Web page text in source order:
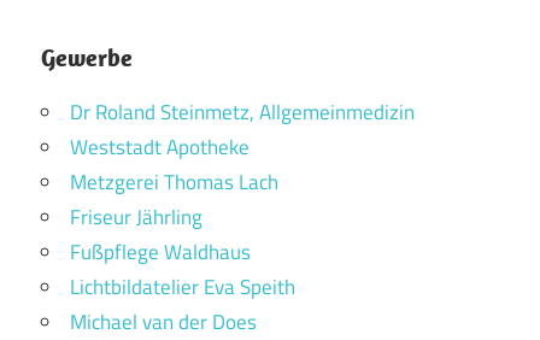
Gewerbe
Dr Roland Steinmetz, Allgemeinmedizin
Weststadt Apotheke
Metzgerei Thomas Lach
Friseur Jährling
Fußpflege Waldhaus
Lichtbildatelier Eva Speith
Michael van der Does